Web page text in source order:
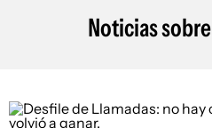
Noticias sobre